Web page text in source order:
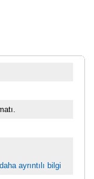
ayrıntılı bilgi